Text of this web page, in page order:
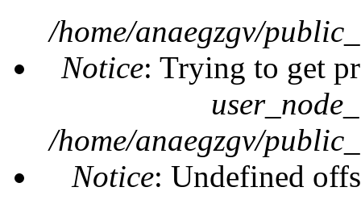
/home/anaegzgv/
Notice: Trying to get
/home/anaegzgv/
Notice: Undefined